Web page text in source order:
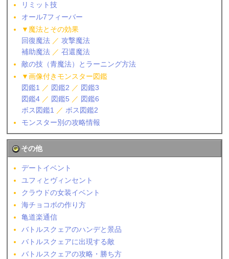
リミット技
オール7フィーバー
▼魔法とその効果
回復魔法 ／攻撃魔法
補助魔法 ／召還魔法
敵の技（青魔法）とラーニング方法
▼画像付きモンスター図鑑
図鑑1 ／ 図鑑2 ／ 図鑑3
図鑑4 ／ 図鑑5 ／ 図鑑6
ボス図鑑1 ／ボス図鑑2
モンスター別の攻略情報
その他
デートイベント
ユフィとヴィンセント
クラウドの女装イベント
海チョコボの作り方
亀道楽通信
バトルスクェアのハンデと景品
バトルスクェアに出現する敵
バトルスクェアの攻略・勝ち方